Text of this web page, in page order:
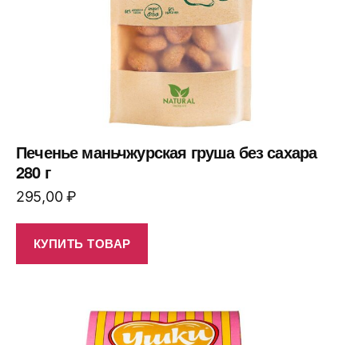
Печенье маньчжурская груша без сахара
280 г
295,00₽
КУПИТЬ ТОВАР